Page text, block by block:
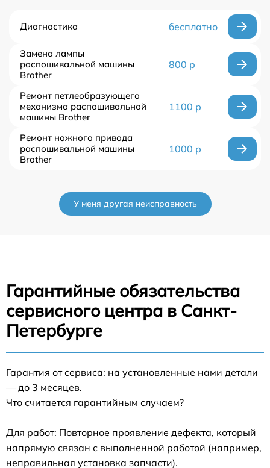
Диагностика бесплатно
Замена лампы
распошивальной машины
Brother
800 р
Ремонт петлеобразующего
механизма распошивальной
машины Brother
1100 р
Ремонт ножного привода
распошивальной машины
Brother
1000 р
У меня другая неисправность
Гарантийные обязательства
сервисного центра в Санкт-
Петербурге
Гарантия от сервиса: на установленные нами детали
— до 3 месяцев.
Что считается гарантийным случаем?
Для работ: Повторное проявление дефекта, который
напрямую связан с выполненной работой (например,
неправильная установка запчасти).